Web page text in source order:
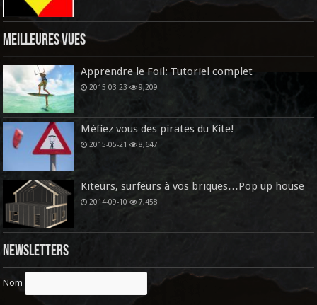
Meilleures vues
Apprendre le Foil: Tutoriel complet
2015-03-23 9,209
Méfiez vous des pirates du Kite!
2015-05-21 8,647
Kiteurs, surfeurs à vos briques…Pop up house
2014-09-10 7,458
Newsletters
Nom